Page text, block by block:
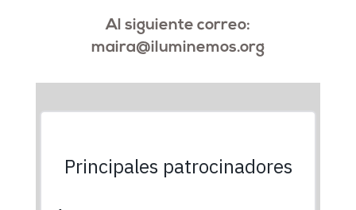
Al siguiente correo:
maira@iluminemos.org